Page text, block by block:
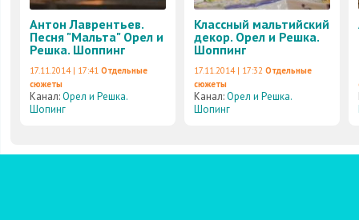
Антон Лаврентьев.
Песня "Мальта" Орел и
Решка. Шоппинг
17.11.2014 | 17:41 Отдельные
сюжеты
Канал:Орел и Решка.
Шопинг
Классный мальтийский
декор. Орел и Решка.
Шоппинг
17.11.2014 | 17:32 Отдельные
сюжеты
Канал:Орел и Решка.
Шопинг